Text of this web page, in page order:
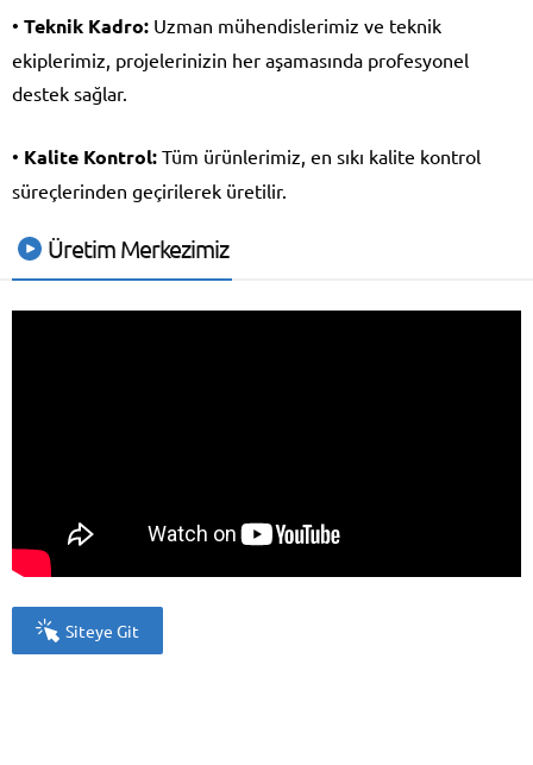
• Teknik Kadro: Uzman mühendislerimiz ve teknik
ekiplerimiz, projelerinizin her aşamasında profesyonel
destek sağlar.
• Kalite Kontrol: Tüm ürünlerimiz, en sıkı kalite kontrol
süreçlerinden geçirilerek üretilir.
Üretim Merkezimiz
Siteye Git
İCE